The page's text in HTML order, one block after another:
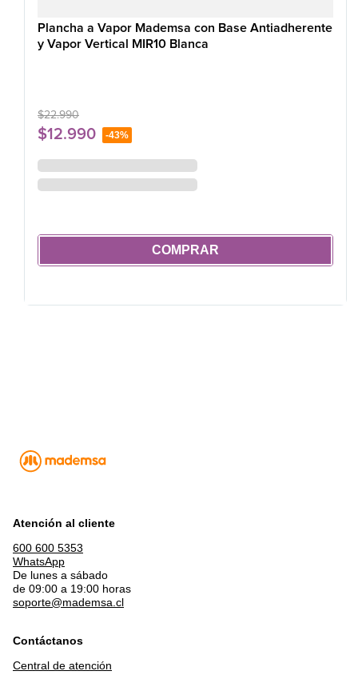
Plancha a Vapor Mademsa con Base Antiadherente
y Vapor Vertical MIR10 Blanca
$22.990
$12.990 -43%
COMPRAR
Atención al cliente
600 600 5353
WhatsApp
De lunes a sábado
de 09:00 a 19:00 horas
soporte@mademsa.cl
Contáctanos
Central de atención